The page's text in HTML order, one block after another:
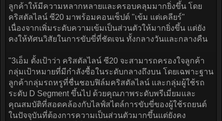
ลูกค้าให้มีความหลากหลายและครอบคลุมมากยิ่งขึ้น โดย
คริสตัลไลน์ ซี20 มาพร้อมคอนเซ็ปต์ "เข้ม แต่เคลียร์"
เนื่องจากเพิ่มระดับความเข้มเป็นส่วนตัวให้มากยิ่งขึ้น แต่ยัง
คงให้ทัศนวิสัยในการขับขี่ที่ชัดเจน ทั้งกลางวันและกลางคืน
"3เอ็ม ตั้งเป้าว่า คริสตัลไลน์ ซี20 จะสามารถครองใจลูกค้า
กลุ่มเป้าหมายที่มีกำลังซื้อในระดับกลางถึงบน โดยเฉพาะฐาน
ลูกค้ากลุ่มรถหรูที่ชื่นชอบฟิล์มคริสตัลไลน์ และกลุ่มผู้ใช้รถ
ระดับ D Segment ขึ้นไป ด้วยคุณภาพระดับพรีเมี่ยมและ
คุณสมบัติที่สอดคล้องกับไลฟ์สไตล์การขับขี่ของผู้ใช้รถยนต์
ในปัจจุบันที่ต้องการความเป็นส่วนตัวมากขึ้นแต่ยังคง